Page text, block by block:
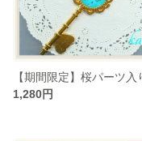
1,280円